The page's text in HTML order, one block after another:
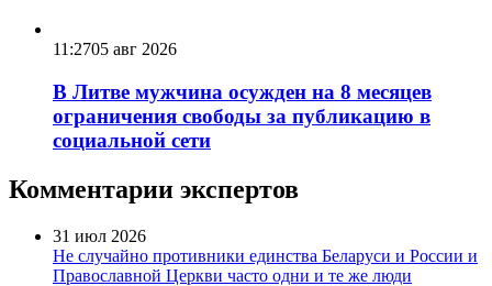
11:2705 авг 2026
В Литве мужчина осужден на 8 месяцев
ограничения свободы за публикацию в
социальной сети
Комментарии экспертов
31 июл 2026
Не случайно противники единства Беларуси и России и
Православной Церкви часто одни и те же люди